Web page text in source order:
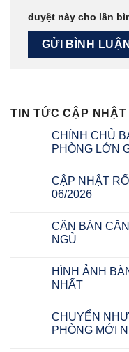
duyệt này cho lần
TIN TỨC CẬP NHẬT
CHÍNH CHỦ
PHÒNG LỚN
CẬP NHẬT
06/2026
CẦN BÁN
NGỦ
HÌNH ẢNH
NHẤT
CHUYỂN
PHÒNG MỚI